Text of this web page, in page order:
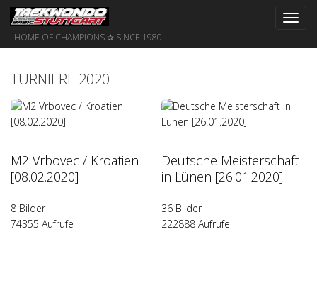
HOME OF CHAMPIONS ✰ SINCE 1980
TURNIERE 2020
M2 Vrbovec / Kroatien
[08.02.2020]
8 Bilder
74355 Aufrufe
Deutsche Meisterschaft
in Lünen [26.01.2020]
36 Bilder
222888 Aufrufe